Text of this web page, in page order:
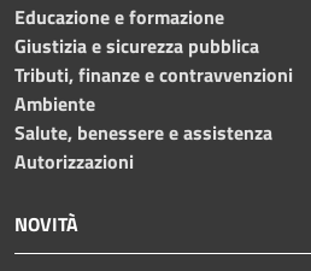
Educazione e formazione
Giustizia e sicurezza pubblica
Tributi, finanze e contravvenzioni
Ambiente
Salute, benessere e assistenza
Autorizzazioni
NOVITÀ